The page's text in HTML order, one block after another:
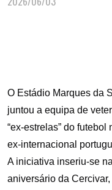
O Estádio Marques da
juntou a equipa de
“ex-estrelas” do
ex-internacional
A iniciativa inseriu-se
aniversário da